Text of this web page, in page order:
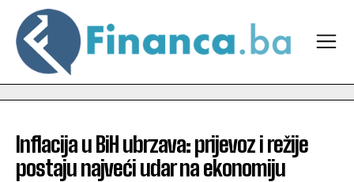
Inflacija u BiH ubrzava: prijevoz i režije
postaju najveći udar na ekonomiju